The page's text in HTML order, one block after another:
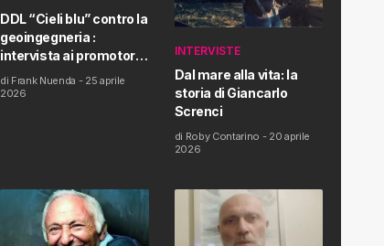
DDL “Cieli blu” contro la
geoingegneria :
intervista ai promotori
della tematica e della
Proposta di Legge
di Frank Nuenda - 25 aprile
2026
INTERVISTE
Dal mare alla vita: la
storia di Giancarlo
Screnci
di Roby Contarino - 20 aprile
2026